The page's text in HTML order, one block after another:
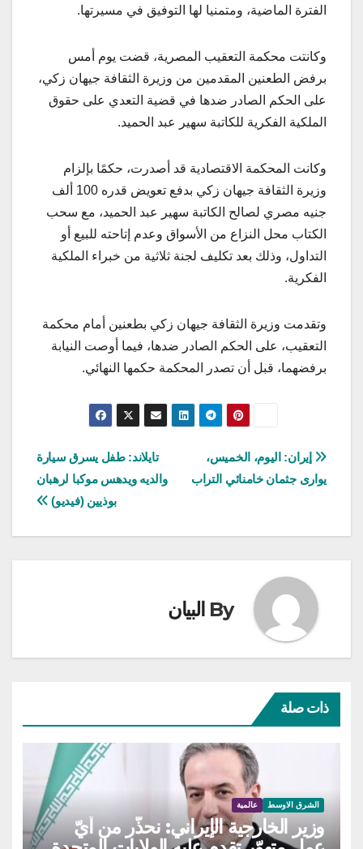
الفترة الماضية، ومتمنيا لها التوفيق في مسيرتها.
وكانتت محكمة التعقيب المصرية، قضت يوم أمس
برفض الطعنين المقدمين من وزيرة الثقافة جيهان زكي،
على الحكم الصادر ضدها في قضية التعدي على حقوق
الملكية الفكرية للكاتبة سهير عبد الحميد.
وكانت المحكمة الاقتصادية قد أصدرت، حكمًا بإلزام
وزيرة الثقافة جيهان زكي بدفع تعويض قدره 100 ألف
جنيه مصري لصالح الكاتبة سهير عبد الحميد، مع سحب
الكتاب محل النزاع من الأسواق وعدم إتاحته للبيع أو
التداول، وذلك بعد تكليف لجنة ثلاثية من خبراء الملكية
الفكرية.
وتقدمت وزيرة الثقافة جيهان زكي بطعنين أمام محكمة
التعقيب، على الحكم الصادر ضدها، فيما أوصت النيابة
برفضهما، قبل أن تصدر المحكمة حكمها النهائي.
تصفّح
المقالات
تايلاند: طفل يسرق سيارة
والديه ويدهس موكبا لرهبان
بوذيين‬ (فيديو)
إيران: اليوم، الخميس،
يوارى جثمان خامنائي التراب
By البيان
ذات صلة
الشرق الاوسط عالمية
وزير الخارجية الإيراني: نحذّر من أيّ